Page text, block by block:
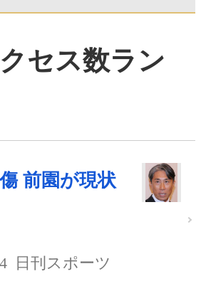
セス数ラン
前園が現状
日刊スポーツ